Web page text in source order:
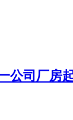
公司厂房